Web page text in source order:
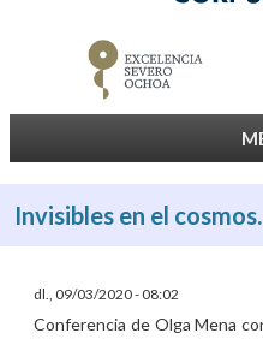
Invisibles en el
dl., 09/03/2020 - 08:02
Conferencia de Olga Mena